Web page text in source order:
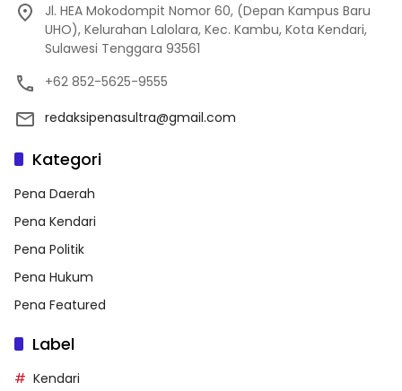
Jl. HEA Mokodompit Nomor 60, (Depan Kampus Baru
UHO), Kelurahan Lalolara, Kec. Kambu, Kota Kendari,
Sulawesi Tenggara 93561
+62 852-5625-9555
redaksipenasultra@gmail.com
Kategori
Pena Daerah
Pena Kendari
Pena Politik
Pena Hukum
Pena Featured
Label
Kendari